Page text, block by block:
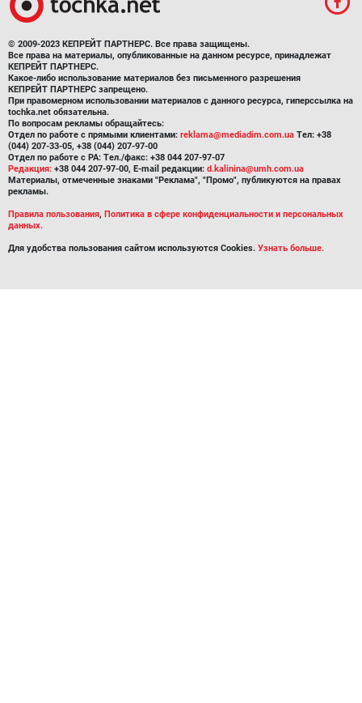
© 2009-2023 КЕПРЕЙТ ПАРТНЕРС. Все права защищены.
Все права на материалы, опубликованные на данном ресурсе, принадлежат
КЕПРЕЙТ ПАРТНЕРС.
Какое-либо использование материалов без письменного разрешения
КЕПРЕЙТ ПАРТНЕРС запрещено.
При правомерном использовании материалов с данного ресурса, гиперссылка на
tochka.net обязательна.
По вопросам рекламы обращайтесь:
Отдел по работе с прямыми клиентами: reklama@mediadim.com.ua Тел: +38
(044) 207-33-05, +38 (044) 207-97-00
Отдел по работе с РА: Тел./факс: +38 044 207-97-07
Редакция: +38 044 207-97-00, E-mail редакции: d.kalinina@umh.com.ua
Материалы, отмеченные знаками "Реклама", "Промо", публикуются на правах
рекламы.
Правила пользования, Политика в сфере конфиденциальности и персональных
данных.
Для удобства пользования сайтом используются Cookies. Узнать больше.